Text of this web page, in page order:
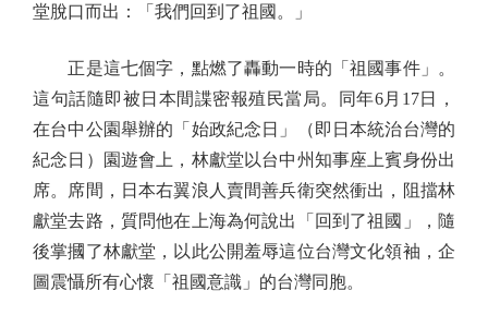
堂脫口而出：「我們回到了祖國。」
正是這七個字，點燃了轟動一時的「祖國事件」。
這句話隨即被日本間諜密報殖民當局。同年6月17日，
在台中公園舉辦的「始政紀念日」（即日本統治台灣的
紀念日）園遊會上，林獻堂以台中州知事座上賓身份出
席。席間，日本右翼浪人賣間善兵衛突然衝出，阻擋林
獻堂去路，質問他在上海為何說出「回到了祖國」，隨
後掌摑了林獻堂，以此公開羞辱這位台灣文化領袖，企
圖震懾所有心懷「祖國意識」的台灣同胞。